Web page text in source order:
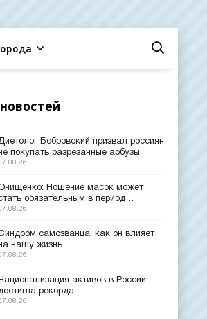
Бобровский призвал россиян
покупать разрезанные арбузы
Ношение масок может
обязательным в период
самозванца: как он влияет
нашу жизнь
Национализация активов в России
рекорда